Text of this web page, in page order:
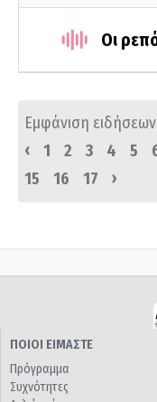
Οι
Εμφάνιση ειδήσεων
‹
1 2 3 4 5
15
16 17 ›
ΠΟΙΟΙ ΕΙΜΑΣΤΕ
Πρόγραμμα
Συχνότητες